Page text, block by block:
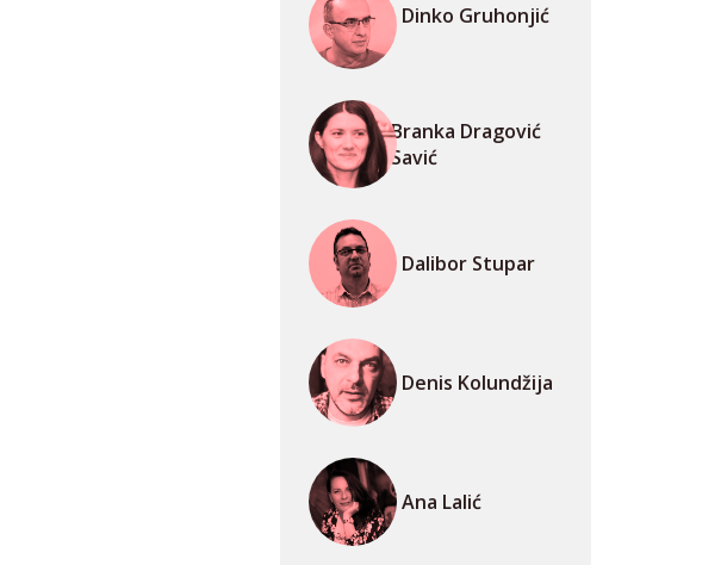
Dinko Gruhonjić
Branka Dragović
Savić
Dalibor Stupar
Denis Kolundžija
Ana Lalić